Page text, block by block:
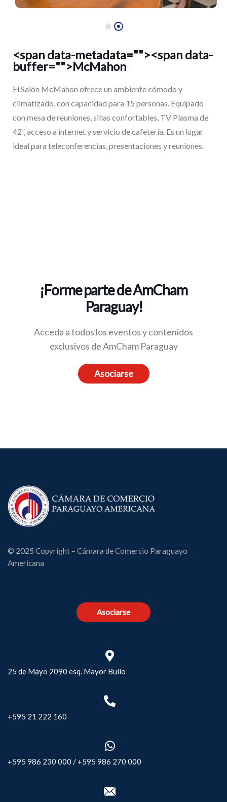
<span data-metadata=""><span data-
buffer="">McMahon
El Salón McMahon ofrece un ambiente cómodo y
climatizado, con capacidad para 15 personas. Equipado
con mesa de reuniones, sillas confortables, TV Plasma de
42”, acceso a internet y servicio de cafetería. Es un lugar
ideal para teleconferencias, presentaciones y reuniones.
¡Forme parte de AmCham
Paraguay!
Acceda a todos los eventos y contenidos
exclusivos de AmCham Paraguay
Asociarse
© 2025 Copyright – Cámara de Comercio Paraguayo
Americana
Asociarse
25 de Mayo 2090 esq. Mayor Bullo
+595 21 222 160
+595 986 230 000 / +595 986 270 000